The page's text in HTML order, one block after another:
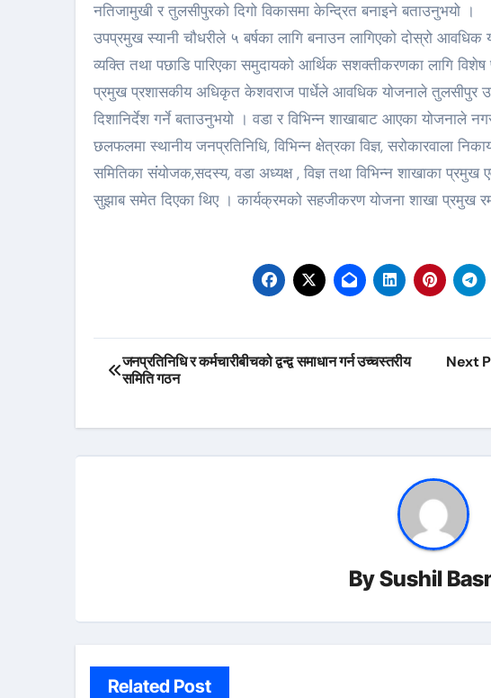
नतिजामुखी र तुलसीपुरको दिगो विकासमा केन्द्रित बनाइने बताउनुभयो ।
उपप्रमुख स्यानी चौधरीले ५ बर्षका लागि बनाउन लागिएको दोस्रो आवधिक
व्यक्ति तथा पछाडि पारिएका समुदायको आर्थिक सशक्तीकरणका लागि
प्रमुख प्रशासकीय अधिकृत केशवराज पार्धेले आवधिक योजनाले तुलसीपुर
दिशानिर्देश गर्ने बताउनुभयो । वडा र विभिन्न शाखाबाट आएका योजनाले
छलफलमा स्थानीय जनप्रतिनिधि, विभिन्न क्षेत्रका विज्ञ, सरोकारवाला
समितिका संंयोजक,सदस्य, वडा अध्यक्ष , विज्ञ तथा विभिन्न शाखाका
सुझाब समेत दिएका थिए । कार्यक्रमको सहजीकरण योजना शाखा प्रमुख
Post
navigation
जनप्रतिनिधि र कर्मचारीबीचको द्वन्द्व समाधान गर्न उच्चस्तरीय
समिति गठन
Next
BySushil
Related Post